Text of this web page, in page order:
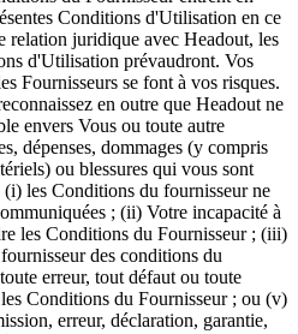
Conditions d'Utilisation en ce
relation juridique avec Headout, les
d'Utilisation prévaudront. Vos
Fournisseurs se font à vos risques.
en outre que Headout ne
envers Vous ou toute autre
dépenses, dommages (y compris
ou blessures qui vous sont
(i) les Conditions du fournisseur ne
; (ii) Votre incapacité à
les Conditions du Fournisseur ; (iii)
des conditions du
erreur, tout défaut ou toute
Conditions du Fournisseur ; ou (v)
erreur, déclaration, garantie,